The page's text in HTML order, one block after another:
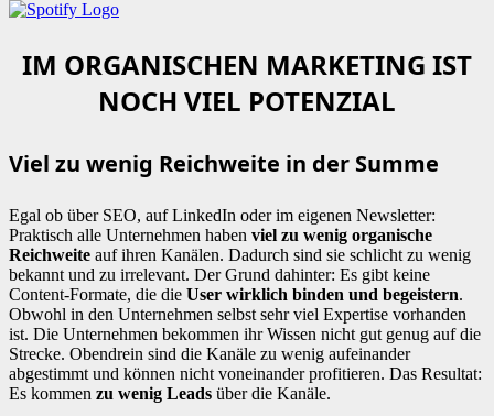
IM ORGANISCHEN MARKETING IST
NOCH VIEL POTENZIAL
Viel zu wenig Reichweite in der Summe
Egal ob über SEO, auf LinkedIn oder im eigenen Newsletter:
Praktisch alle Unternehmen haben viel zu wenig organische
Reichweite auf ihren Kanälen. Dadurch sind sie schlicht zu wenig
bekannt und zu irrelevant. Der Grund dahinter: Es gibt keine
Content-Formate, die die User wirklich binden und begeistern.
Obwohl in den Unternehmen selbst sehr viel Expertise vorhanden
ist. Die Unternehmen bekommen ihr Wissen nicht gut genug auf die
Strecke. Obendrein sind die Kanäle zu wenig aufeinander
abgestimmt und können nicht voneinander profitieren. Das Resultat:
Es kommen zu wenig Leads über die Kanäle.